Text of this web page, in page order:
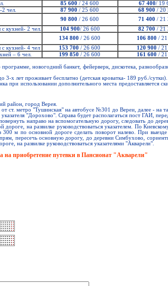
85 600 / 24 600 67 400/ 19
чел. 87 900 / 25 600 68 900 / 20
90 800 / 26 600 71 400 / 21
кухней- 2 чел. 104 900/ 26 600 82 700 / 21
134 800 / 26 600 106 800 /
кухней- 4 чел 153 700 / 26 600 120 900 /
– 6 чел. 199 850 / 26 600 161 600 /
новогодний банкет, фейерверк, дискотека,
х лет проживает бесплатно (детская кроватка- 189 руб./сутки).
использовании дополнительного места предоставляется
район, город Верея.
ст. метро "Тушинская" на автобусе №301 до Вереи, далее - на
"Дорохово". Справа будет располагаться пост ГАИ,
направо на вспомогательную дорогу, следовать до
дороге, на развилке руководствоваться указателем. По
300 м по основной дороге сделать поворот налево. При
прям, пересечь основную дорогу, до деревни Симбухово,
на развилке руководствоваться указателями "Акварели".
на приобретение путевки в Пансионат "Акварели"